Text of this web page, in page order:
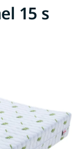
15 s